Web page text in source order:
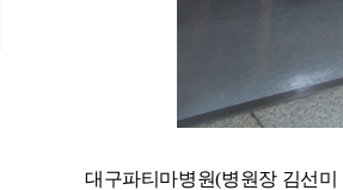
대구파티마병원(병원장 김선미